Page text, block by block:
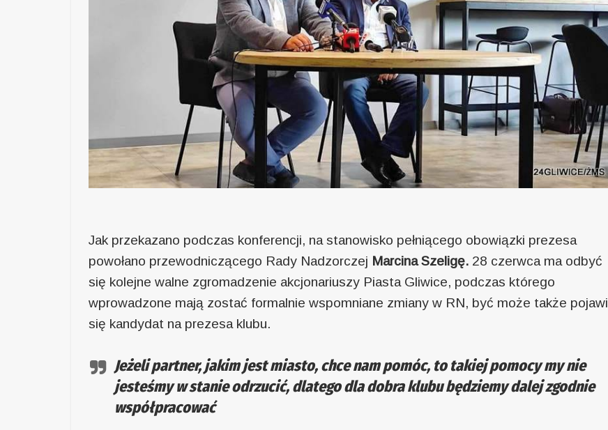
Jak przekazano podczas konferencji, na stanowisko pełniącego obowiązki prezesa
powołano przewodniczącego Rady Nadzorczej Marcina Szeligę. 28 czerwca ma odbyć
się kolejne walne zgromadzenie akcjonariuszy Piasta Gliwice, podczas którego
wprowadzone mają zostać formalnie wspomniane zmiany w RN, być może także pojawi
się kandydat na prezesa klubu.
Jeżeli partner, jakim jest miasto, chce nam pomóc, to takiej pomocy my nie
jesteśmy w stanie odrzucić, dlatego dla dobra klubu będziemy dalej zgodnie
współpracować